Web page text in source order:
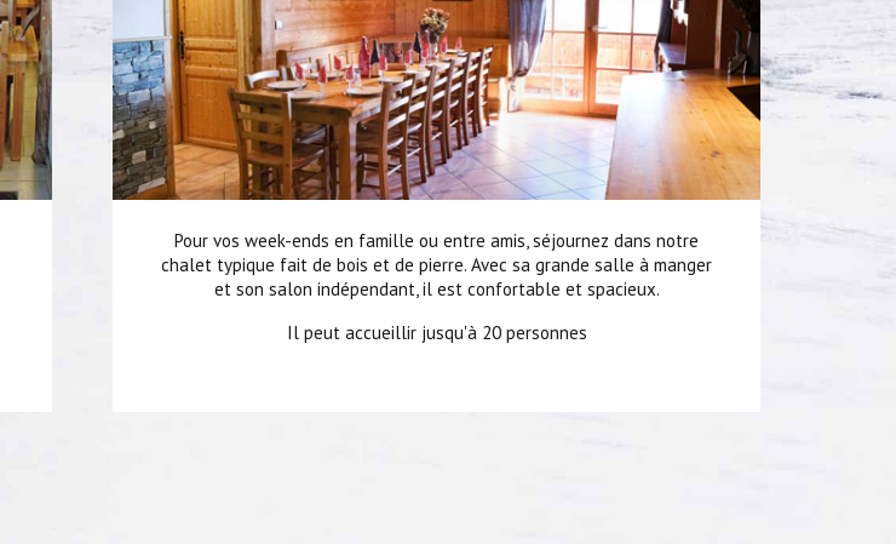
Pour vos week-ends en famille ou entre amis, séjournez dans notre
chalet typique fait de bois et de pierre. Avec sa grande salle à manger
et son salon indépendant, il est confortable et spacieux.
Il peut accueillir jusqu'à 20 personnes